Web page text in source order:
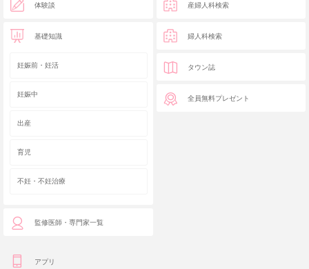
体験談
基礎知識
妊娠前・妊活
妊娠中
出産
育児
不妊・不妊治療
監修医師・専門家一覧
産婦人科検索
婦人科検索
タウン誌
全員無料プレゼント
アプリ